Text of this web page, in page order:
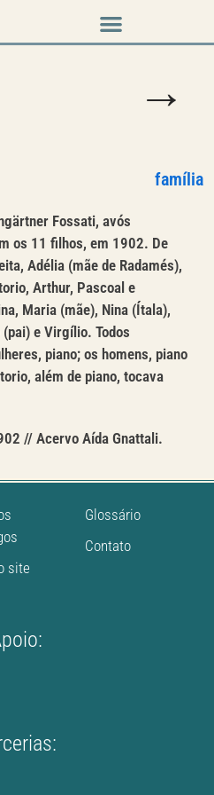
→
Fossati, avós
os 11 filhos, em 1902. De
Adélia (mãe de Radamés),
Arthur, Pascoal e
Maria (mãe), Nina (Ítala),
e Virgílio. Todos
piano; os homens, piano
além de piano, tocava
// Acervo Aída Gnattali.
site
Glossário
Contato